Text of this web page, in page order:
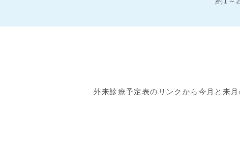
外来診療予定表のリンクから今月と来